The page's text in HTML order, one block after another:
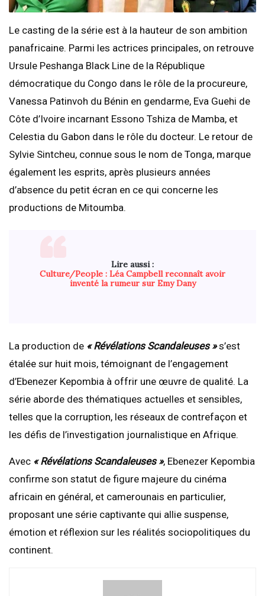
Le casting de la série est à la hauteur de son ambition
panafricaine. Parmi les actrices principales, on retrouve
Ursule Peshanga Black Line de la République
démocratique du Congo dans le rôle de la procureure,
Vanessa Patinvoh du Bénin en gendarme, Eva Guehi de
Côte d’Ivoire incarnant Essono Tshiza de Mamba, et
Celestia du Gabon dans le rôle du docteur. Le retour de
Sylvie Sintcheu, connue sous le nom de Tonga, marque
également les esprits, après plusieurs années
d’absence du petit écran en ce qui concerne les
productions de Mitoumba.
Lire aussi :
Culture/People : Léa Campbell reconnaît avoir
inventé la rumeur sur Emy Dany
La production de « Révélations Scandaleuses »s’est
étalée sur huit mois, témoignant de l’engagement
d’Ebenezer Kepombia à offrir une œuvre de qualité. La
série aborde des thématiques actuelles et sensibles,
telles que la corruption, les réseaux de contrefaçon et
les défis de l’investigation journalistique en Afrique.
Avec « Révélations Scandaleuses », Ebenezer Kepombia
confirme son statut de figure majeure du cinéma
africain en général, et camerounais en particulier,
proposant une série captivante qui allie suspense,
émotion et réflexion sur les réalités sociopolitiques du
continent.